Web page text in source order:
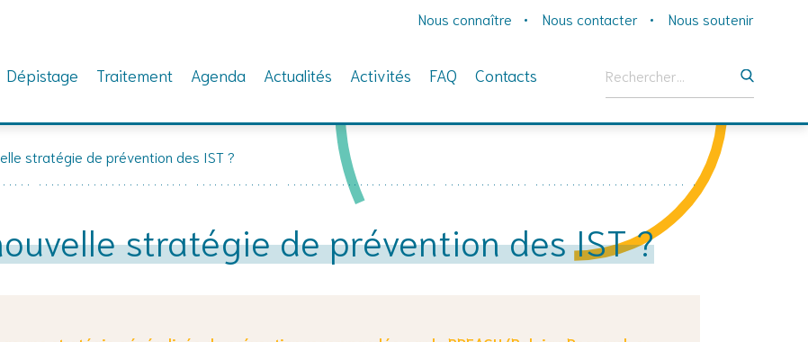
Nous connaître Nous contacter Nous soutenir
Dépistage Traitement Agenda Actualités Activités FAQ Contacts
stratégie de prévention des IST ?
stratégie de prévention des IST ?